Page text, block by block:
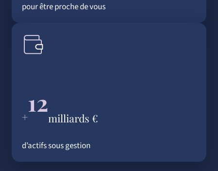
pour être proche de vous
+12
milliards €
d’actifs sous gestion